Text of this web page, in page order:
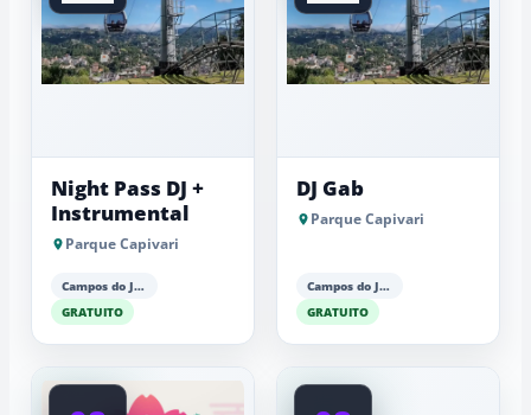
Night Pass DJ +
Instrumental
Parque Capivari
Campos do Jordão
GRATUITO
DJ Gab
Parque Capivari
Campos do Jordão
GRATUITO